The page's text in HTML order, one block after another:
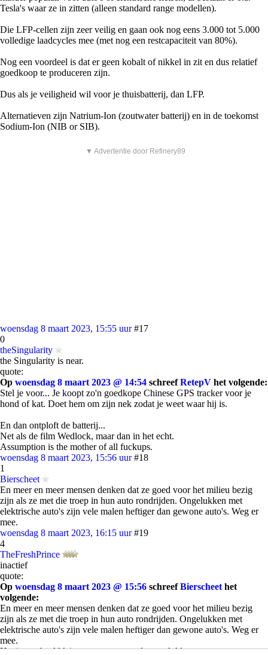
Tesla's waar ze in zitten (alleen standard range modellen).
Die LFP-cellen zijn zeer veilig en gaan ook nog eens 3.000 tot 5.000
volledige laadcycles mee (met nog een restcapaciteit van 80%).
Nog een voordeel is dat er geen kobalt of nikkel in zit en dus relatief
goedkoop te produceren zijn.
Dus als je veiligheid wil voor je thuisbatterij, dan LFP.
Alternatieven zijn Natrium-Ion (zoutwater batterij) en in de toekomst
Sodium-Ion (NIB or SIB).
▼ Advertentie door Refinery89
woensdag 8 maart 2023, 15:55 uur #17
0
theSingularity
the Singularity is near.
quote:
Op woensdag 8 maart 2023 @ 14:54 schreefRetepV het volgende:
Stel je voor... Je koopt zo'n goedkope Chinese GPS tracker voor je
hond of kat. Doet hem om zijn nek zodat je weet waar hij is.
En dan ontploft de batterij...
Net als de film Wedlock, maar dan in het echt.
Assumption is the mother of all fuckups.
woensdag 8 maart 2023, 15:56 uur #18
1
Bierscheet
En meer en meer mensen denken dat ze goed voor het milieu bezig
zijn als ze met die troep in hun auto rondrijden. Ongelukken met
elektrische auto's zijn vele malen heftiger dan gewone auto's. Weg er
mee.
woensdag 8 maart 2023, 16:15 uur #19
4
TheFreshPrince
inactief
quote:
Op woensdag 8 maart 2023 @ 15:56 schreefBierscheet het
volgende:
En meer en meer mensen denken dat ze goed voor het milieu bezig
zijn als ze met die troep in hun auto rondrijden. Ongelukken met
elektrische auto's zijn vele malen heftiger dan gewone auto's. Weg er
mee.
Het is een heel klein percentage van de ongelukken waar een auto